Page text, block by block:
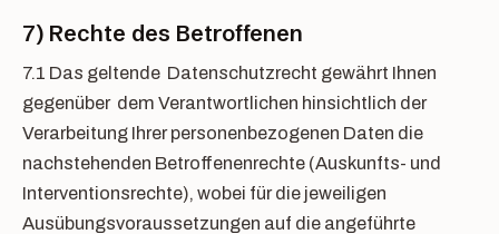
7) Rechte des Betroffenen
7.1 Das geltende Datenschutzrecht gewährt Ihnen
gegenüber dem Verantwortlichen hinsichtlich der
Verarbeitung Ihrer personenbezogenen Daten die
nachstehenden Betroffenenrechte (Auskunfts- und
Interventionsrechte), wobei für die jeweiligen
Ausübungsvoraussetzungen auf die angeführte